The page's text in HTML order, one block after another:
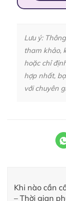
Lưu ý:
tham khảo,
hoặc chỉ
hợp nhất,
với chuyên
Khi nào cần
– Thời gian